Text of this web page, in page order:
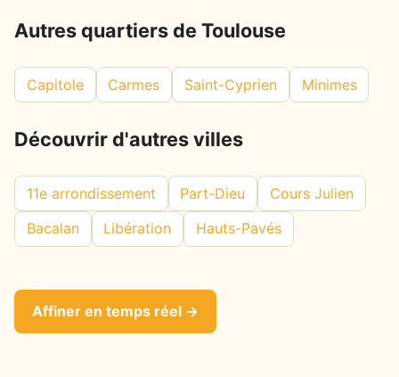
Autres quartiers de Toulouse
Capitole Carmes Saint-Cyprien Minimes
Découvrir d'autres villes
11e arrondissement Part-Dieu
Cours Julien
Bacalan
Libération Hauts-Pavés
Affiner en temps réel →